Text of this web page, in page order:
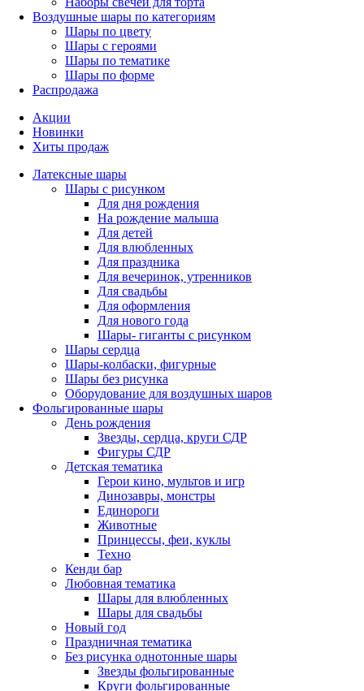
Воздушные шары по категориям
Шары по цвету
Шары с героями
Шары по тематике
Шары по форме
Распродажа
Акции
Новинки
Хиты продаж
Латексные шары
Шары с рисунком
Для дня рождения
На рождение малыша
Для детей
Для влюбленных
Для праздника
Для вечеринок, утренников
Для свадьбы
Для оформления
Для нового года
Шары- гиганты с рисунком
Шары сердца
Шары-колбаски, фигурные
Шары без рисунка
Оборудование для воздушных шаров
Фольгированные шары
День рождения
Звезды, сердца, круги СДР
Фигуры СДР
Детская тематика
Герои кино, мультов и игр
Динозавры, монстры
Единороги
Животные
Принцессы, феи, куклы
Техно
Кенди бар
Любовная тематика
Шары для влюбленных
Шары для свадьбы
Новый год
Праздничная тематика
Без рисунка однотонные шары
Звезды фольгированные
Круги фольгированные